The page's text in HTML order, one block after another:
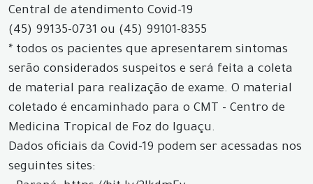
Central de atendimento Covid-19
(45) 99135-0731 ou (45) 99101-8355
* todos os pacientes que apresentarem sintomas
serão considerados suspeitos e será feita a coleta
de material para realização de exame. O material
coletado é encaminhado para o CMT - Centro de
Medicina Tropical de Foz do Iguaçu.
Dados oficiais da Covid-19 podem ser acessadas nos
seguintes sites: